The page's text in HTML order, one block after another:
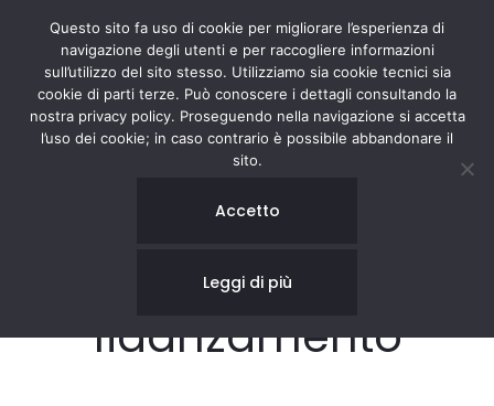
Come scegliere
l’anello di
fidanzamento
Questo sito fa uso di cookie per migliorare l’esperienza di
navigazione degli utenti e per raccogliere informazioni
sull’utilizzo del sito stesso. Utilizziamo sia cookie tecnici sia
cookie di parti terze. Può conoscere i dettagli consultando la
nostra privacy policy. Proseguendo nella navigazione si accetta
l’uso dei cookie; in caso contrario è possibile abbandonare il
sito.
Accetto
Leggi di più